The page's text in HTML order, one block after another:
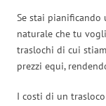
Se stai pianificando
naturale che tu
traslochi di cui
prezzi equi,
I costi di un